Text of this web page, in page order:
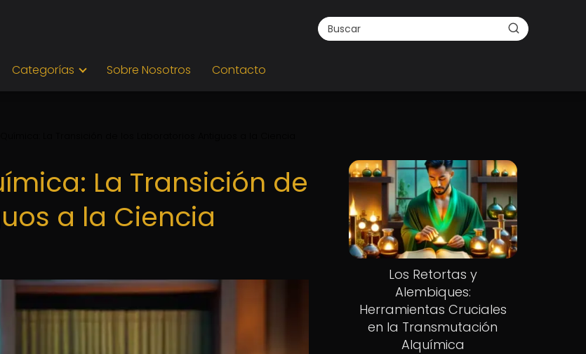
Categorías Sobre Nosotros Contacto
La Transición de
a la Ciencia
Los Retortas y
Alembiques:
Herramientas Cruciales
en la Transmutación
Alquímica